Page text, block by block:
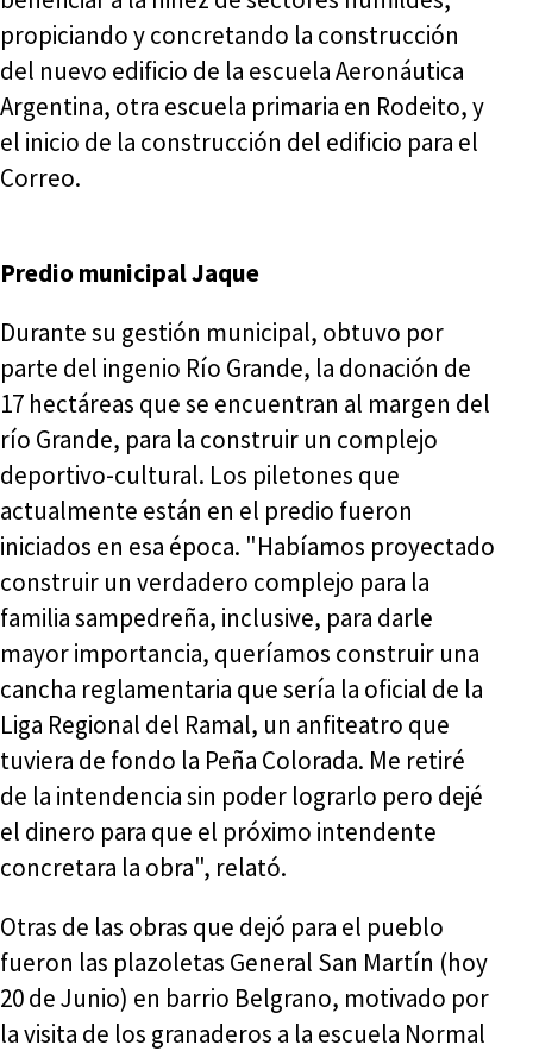
propiciando y concretando la construcción
del nuevo edificio de la escuela Aeronáutica
Argentina, otra escuela primaria en Rodeito, y
el inicio de la construcción del edificio para el
Correo.
Predio municipal Jaque
Durante su gestión municipal, obtuvo por
parte del ingenio Río Grande, la donación de
17 hectáreas que se encuentran al margen del
río Grande, para la construir un complejo
deportivo-cultural. Los piletones que
actualmente están en el predio fueron
iniciados en esa época. "Habíamos proyectado
construir un verdadero complejo para la
familia sampedreña, inclusive, para darle
mayor importancia, queríamos construir una
cancha reglamentaria que sería la oficial de la
Liga Regional del Ramal, un anfiteatro que
tuviera de fondo la Peña Colorada. Me retiré
de la intendencia sin poder lograrlo pero dejé
el dinero para que el próximo intendente
concretara la obra", relató.
Otras de las obras que dejó para el pueblo
fueron las plazoletas General San Martín (hoy
20 de Junio) en barrio Belgrano, motivado por
la visita de los granaderos a la escuela Normal